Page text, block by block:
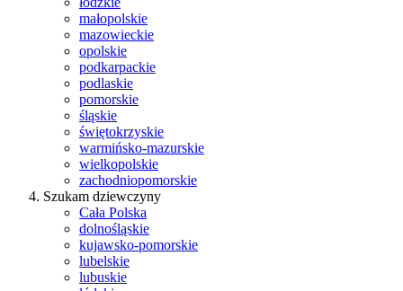
małopolskie
mazowieckie
opolskie
podkarpackie
podlaskie
pomorskie
śląskie
świętokrzyskie
warmińsko-mazurskie
wielkopolskie
zachodniopomorskie
Szukam dziewczyny
Cała Polska
dolnośląskie
kujawsko-pomorskie
lubelskie
lubuskie